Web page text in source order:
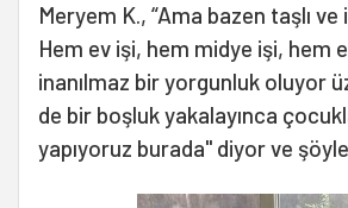
Meryem K., “Ama bazen taşlı
Hem ev işi, hem midye işi, hem
inanılmaz bir yorgunluk oluyor
de bir boşluk yakalayınca
yapıyoruz burada" diyor ve